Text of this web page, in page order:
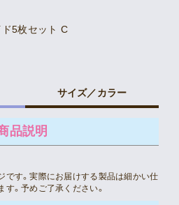
ド5枚セット C
サイズ／カラー
品説明
す。実際にお届けする製品は細かい仕
。予めご了承ください。